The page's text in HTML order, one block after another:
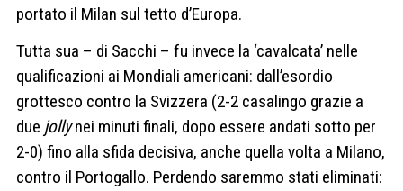
portato il Milan sul tetto d’Europa.
Tutta sua – di Sacchi – fu invece la ‘cavalcata’ nelle
qualificazioni ai Mondiali americani: dall’esordio
grottesco contro la Svizzera (2-2 casalingo grazie a
due jollynei minuti finali, dopo essere andati sotto per
2-0) fino alla sfida decisiva, anche quella volta a Milano,
contro il Portogallo. Perdendo saremmo stati eliminati: